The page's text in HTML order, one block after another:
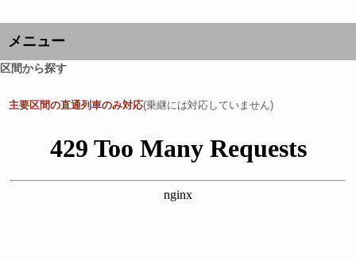
メニュー
区間から探す
主要区間の直通列車のみ対応(乗継には対応していません)